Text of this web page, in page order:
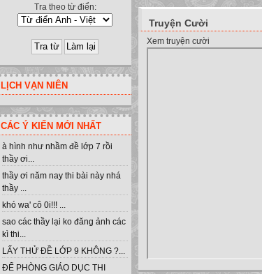
Tra theo từ điển:
LỊCH VẠN NIÊN
CÁC Ý KIẾN MỚI NHẤT
à hình như nhầm đề lớp 7 rồi
thầy ơi...
thầy ơi năm nay thi bài này nhá
thầy ...
khó wa' cô 0i!!! ...
sao các thầy lại ko đăng ảnh các
kì thi...
LẤY THỬ ĐỀ LỚP 9 KHÔNG ?...
ĐỂ PHÒNG GIÁO DỤC THI
Truyện Cười
Xem truyện cười